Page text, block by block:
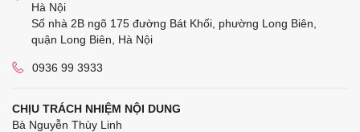
Hà Nội
Số nhà 2B ngõ 175 đường Bát Khối, phường Long Biên,
quận Long Biên, Hà Nội
0936 99 3933
CHỊU TRÁCH NHIỆM NỘI DUNG
Bà Nguyễn Thùy Linh